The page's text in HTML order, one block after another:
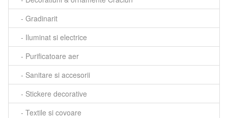
- Gradinarit
- Iluminat si electrice
- Purificatoare aer
- Sanitare si accesorii
- Stickere decorative
- Textile si covoare